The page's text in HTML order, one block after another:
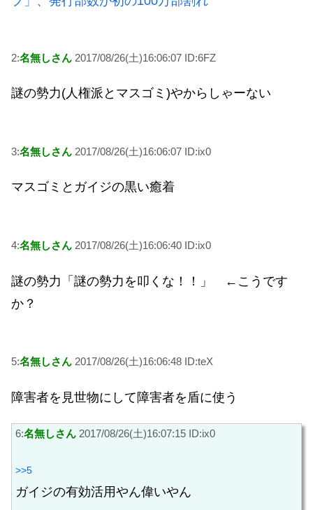
2:名無しさん 2017/08/26(土)16:06:07 ID:6FZ
謎の勢力(人権派とマスゴミ)やからしゃーない
3:名無しさん 2017/08/26(土)16:06:07 ID:ix0
マスゴミとガイジの黒い癒着
4:名無しさん 2017/08/26(土)16:06:40 ID:ix0
謎の勢力「謎の勢力を叩くな！！」 ←こうです
か？
5:名無しさん 2017/08/26(土)16:06:48 ID:teX
障害者を見世物にして障害者を盾に使う
6:名無しさん 2017/08/26(土)16:07:15 ID:ix0
>>5
ガイジの有効活用やん偉いやん